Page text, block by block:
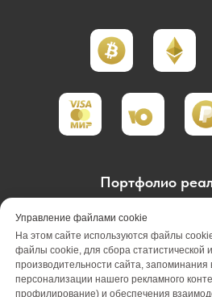
Портфолио
Портфолио
Портфолио
Вакансии
О
Управление файлами cookie
На этом сайте используются файлы
файлы cookie, для сбора
производительности сайта, запоминания
персонализации нашего рекламного
профилирование) и обеспечения